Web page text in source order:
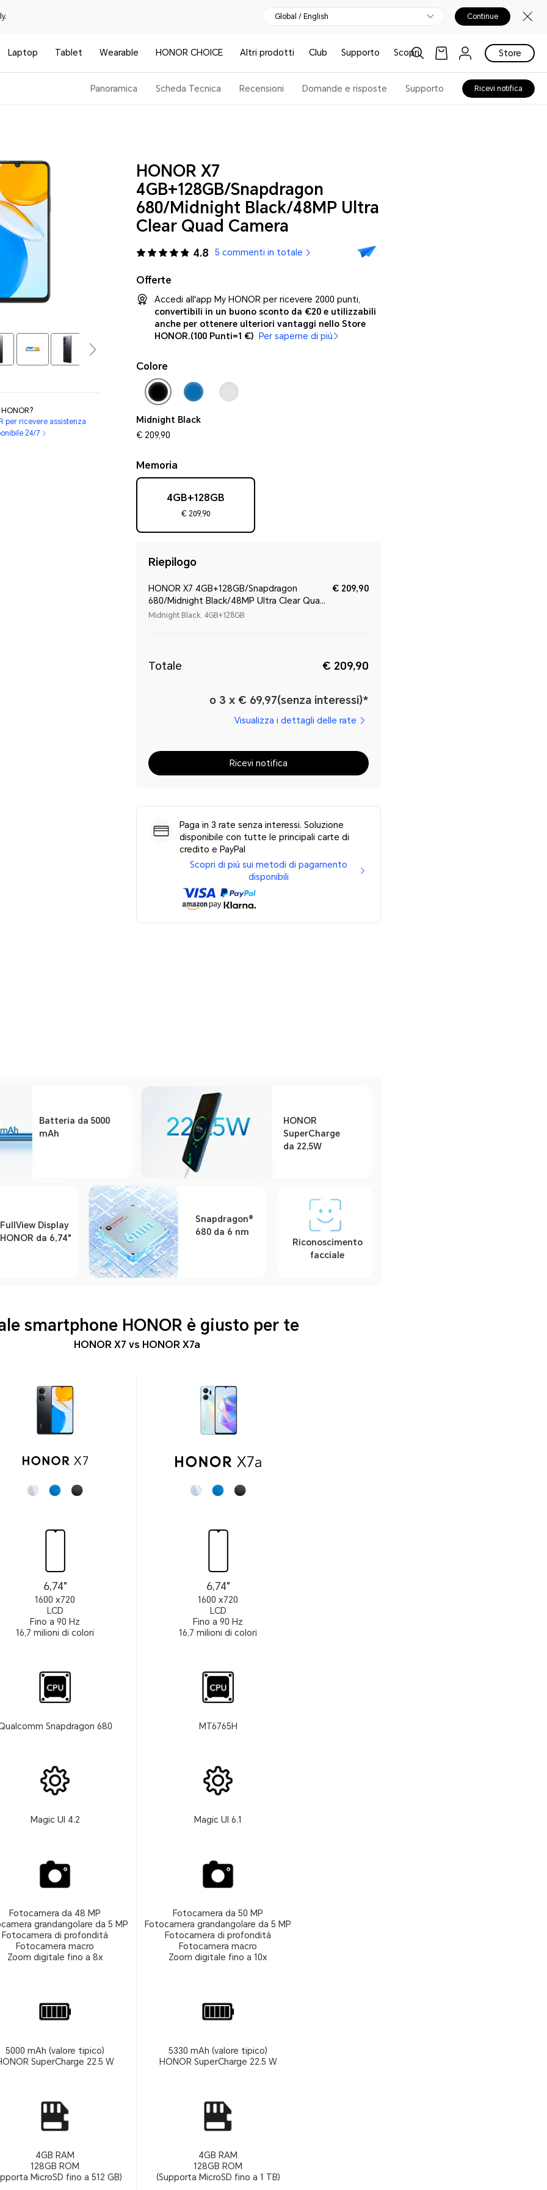
Global / English Continue
Laptop Tablet Wearable HONOR CHOICE Altri prodotti Club Supporto Scopri Store
Panoramica Scheda Tecnica Recensioni Domande e risposte Supporto Ricevi notifica
per ricevere assistenza
24/7
HONOR X7
4GB+128GB/Snapdragon
680/Midnight Black/48MP Ultra
Clear Quad Camera
4.8 5 commenti in totale
Offerte
Accedi all'app My HONOR per ricevere 2000 punti,
convertibili in un buono sconto da €20 e utilizzabili
anche per ottenere ulteriori vantaggi nello Store
HONOR.(100 Punti=1 €) Per saperne di più
Colore
Midnight Black
€ 209,90
Memoria
4GB+128GB
€ 209,90
Riepilogo
HONOR X7 4GB+128GB/Snapdragon
680/Midnight Black/48MP Ultra Clear Quad
Camera
Midnight Black, 4GB+128GB
€ 209,90
Totale € 209,90
o 3 x € 69,97(senza interessi)*
Visualizza i dettagli delle rate
Ricevi notifica
Paga in 3 rate senza interessi. Soluzione
disponibile con tutte le principali carte di
credito e PayPal
Scopri di più sui metodi di pagamento
disponibili
Batteria da 5000
mAh
HONOR
SuperCharge
da 22,5W
FullView Display
HONOR da 6,74"
Snapdragon®
680 da 6 nm
Riconoscimento
facciale
smartphone HONOR è giusto per te
HONOR X7 vs HONOR X7a
6,74"
1600 x720
LCD
Fino a 90 Hz
16,7 milioni di colori
6,74"
1600 x720
LCD
Fino a 90 Hz
16,7 milioni di colori
Snapdragon 680 MT6765H
Magic UI 4.2 Magic UI 6.1
Fotocamera da 48 MP
grandangolare da 5 MP
Fotocamera di profondità
Fotocamera macro
Zoom digitale fino a 8x
Fotocamera da 50 MP
Fotocamera grandangolare da 5 MP
Fotocamera di profondità
Fotocamera macro
Zoom digitale fino a 10x
5000 mAh (valore tipico)
SuperCharge 22.5 W
5330 mAh (valore tipico)
HONOR SuperCharge 22.5 W
4GB RAM
128GB ROM
MicroSD fino a 512 GB)
4GB RAM
128GB ROM
(Supporta MicroSD fino a 1 TB)